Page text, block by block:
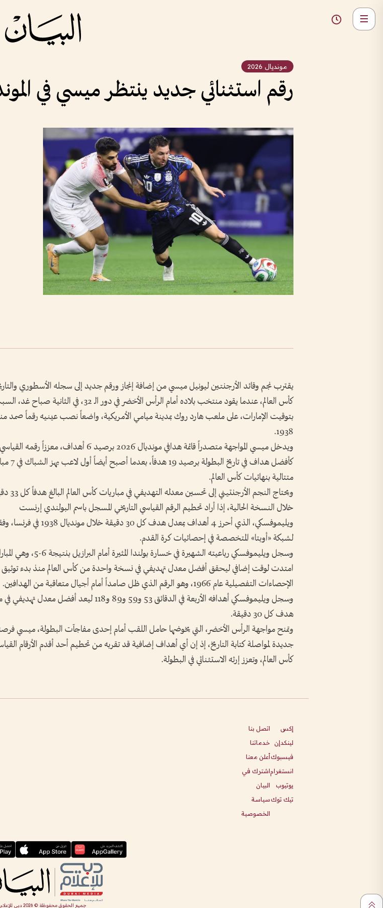
مونديال 2026
رقم استثنائي جديد ينتظر ميسي في
يقترب نجم وقائد الأرجنتين ليونيل ميسي من إضافة إنجاز ورقم جديد إلى سجله الأسطوري
كأس العالم، عندما يقود منتخب بلاده أمام الرأس الأخضر في دور الـ 32، في الثانية
بتوقيت الإمارات، على ملعب هارد روك بمدينة ميامي الأمريكية، واضعاً نصب عينيه رقماً صمد
1938.
ويدخل ميسي المواجهة متصدراً قائمة هدافي مونديال 2026 برصيد 6 أهداف، معززاً رقمه القياسي
كأفضل هداف في تاريخ
متتالية بنهائيات كأس العالم.
ويحتاج النجم الأرجنتيني إلى
خلال النسخة الحالية، إذا أراد تحطيم الرقم القياسي التاريخي المسجل باسم البولندي إرنست
ويليموفسكي، الذي أحرز 4 أهداف بمعدل هدف كل 30 دقيقة خلال مونديال 1938 في
لشبكة «أوبتا» المتخصصة في إحصائيات كرة القدم.
وسجل ويليموفسكي رباعيته الشهيرة في خسارة بولندا المثيرة
امتدت لوقت إضافي ليحقق أفضل معدل تهديفي في نسخة واحدة من كأس العالم منذ بدء توثيق
الإحصاءات التفصيلية عام 1966، وهو الرقم الذي ظل صامداً أمام أجيال متعاقبة من الهدافين.
وسجل ويليموفسكي أهدافه الأربعة في الدقائق 53 و59 و89 و118 ليعد أفضل معدل
هدف كل 30 دقيقة.
وتمنح مواجهة الرأس الأخضر، التي يخوضها حامل اللقب أمام إحدى مفاجآت البطولة، ميسي
جديدة لمواصلة كتابة التاريخ، إذ إن أي أهداف إضافية قد تقربه من تحطيم أحد أقدم الأرقام
كأس العالم، وتعزز إرثه الاستثنائي في البطولة.
إكس
لينكدإن
فيسبوك
انستغرام
يوتيوب
تيك توك
اتصل بنا
خدماتنا
أعلن معنا
اشترك في
البيان
سياسة
الخصوصية
جميع الحقوق محفوظة ©2026 دبي للإعلام